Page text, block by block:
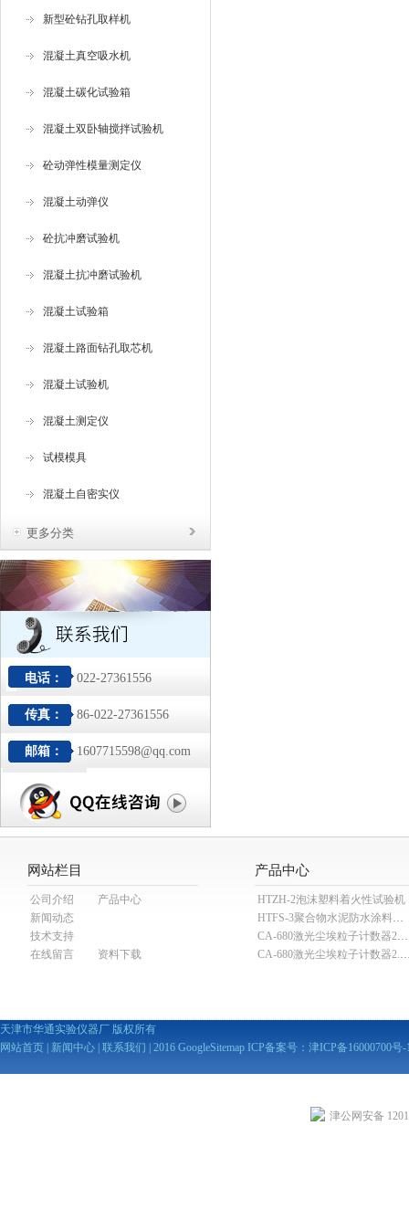
新型砼钻孔取样机
混凝土真空吸水机
混凝土碳化试验箱
混凝土双卧轴搅拌试验机
砼动弹性模量测定仪
混凝土动弹仪
砼抗冲磨试验机
混凝土抗冲磨试验机
混凝土试验箱
混凝土路面钻孔取芯机
混凝土试验机
混凝土测定仪
试模模具
混凝土自密实仪
更多分类
电话： 022-27361556
传真： 86-022-27361556
邮箱： 1607715598@qq.com
网站栏目
公司介绍
产品中心
新闻动态
技术支持
在线留言
资料下载
产品中心
HTZH-2泡沫塑料着火性试验机
HTFS-3聚合物水泥防水涂料分散机
CA-680激光尘埃粒子计数器28.3L
CA-680激光尘埃粒子
天津市华通实验仪器厂 版权所有
网站首页
新闻中心 联系我们 | 2016 GoogleSitemap ICP备案号： 津ICP备16000700号-
津公网安备